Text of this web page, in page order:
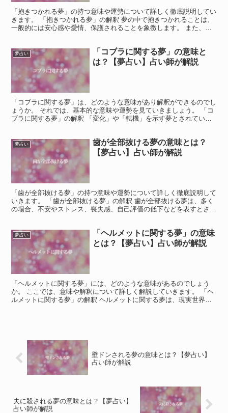
「抱きつかれる夢」の持つ意味や運勢について詳しく徹底説明してい
きます。 「抱きつかれる夢」の解釈 夢の中で抱きつかれることは、
一般的には安心感や愛情、保護されることを象徴します。 また、あ
夢占い
「コブラに関する夢」の意味と
は？【夢占い】占い師が解説
「コブラに関する夢」は、どのような意味があり解釈ができるのでし
ょうか。 それでは、基本的な意味や運勢を見ていきましょう。 「コ
ブラに関する夢」の解釈 「変化」や「転機」を示す夢とされていま
夢占い
歯が全部抜ける夢の意味とは？
【夢占い】占い師が解説
「歯が全部抜ける夢」の持つ意味や運勢について詳しく徹底説明して
いきます。 「歯が全部抜ける夢」の解釈 歯が全部抜ける夢は、多く
の場合、不安やストレス、喪失感、自己評価の低下などを表すとされ
夢占い
「ヘルメットに関する夢」の意味
とは？【夢占い】占い師が解説
「ヘルメットに関する夢」には、どのような意味があるのでしょう
か。 ここでは、意味や解釈について詳しく解説していきます。 「ヘ
ルメットに関する夢」の解釈 ヘルメットに関する夢は、現実世界で
壁ドンされる夢の意味とは？【夢占い】
占い師が解説
夫に殺される夢の意味とは？【夢占い】
占い師が解説